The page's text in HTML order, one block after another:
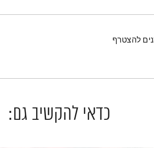
כדאי להקשיב גם: